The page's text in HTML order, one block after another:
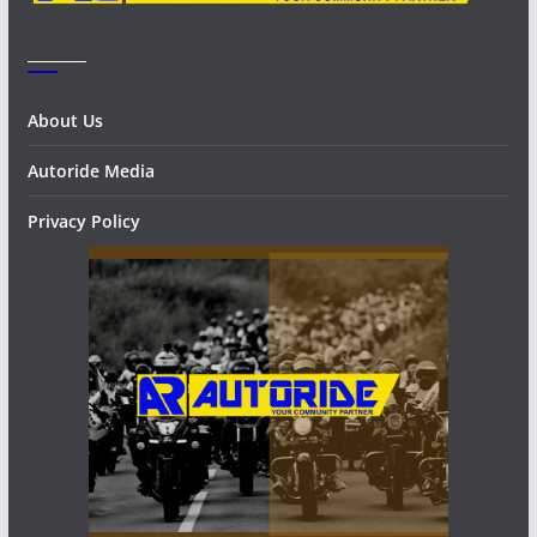
About Us
Autoride Media
Privacy Policy